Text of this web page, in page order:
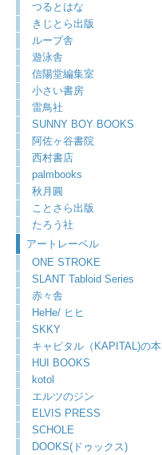
つるとはな
きじとら出版
ループ舎
遊泳舎
信陽堂編集室
小さい書房
雷鳥社
SUNNY BOY BOOKS
阿佐ヶ谷書院
西村書店
palmbooks
秋月圓
ことさら出版
たろう社
アートレーベル
ONE STROKE
SLANT Tabloid Series
赤々舎
HeHe/ ヒヒ
SKKY
キャピタル（KAPITAL)の本
HUI BOOKS
kotol
エルツのジン
ELVIS PRESS
SCHOLE
DOOKS(ドゥックス)